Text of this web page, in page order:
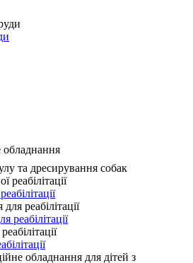
обладнання
та дресирування собак
реабілітації